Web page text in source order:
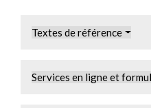
Textes de référence
Services en ligne et